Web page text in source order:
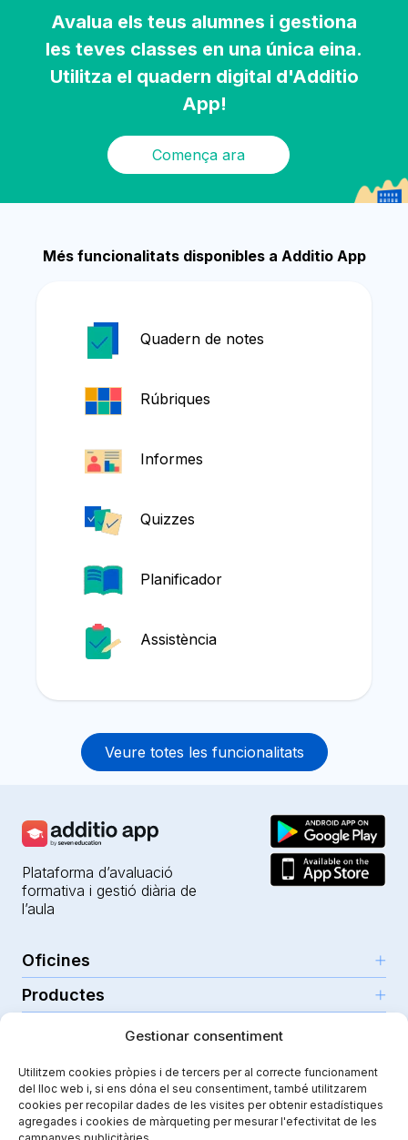
Gestionar consentiment
Utilitzem cookies pròpies i de tercers per al correcte funcionament
del lloc web i, si ens dóna el seu consentiment, també utilitzarem
cookies per recopilar dades de les visites per obtenir estadístiques
agregades i cookies de màrqueting per mesurar l'efectivitat de les
Avalua els teus alumnes i gestiona
les teves classes en una única eina.
Utilitza el quadern digital d'Additio
App!
Comença ara
Més funcionalitats disponibles a Additio App
Quadern de notes
Rúbriques
Informes
Quizzes
Planificador
Assistència
Veure totes les funcionalitats
Plataforma d’avaluació
formativa i gestió diària de
l’aula
Oficines
Girona (HQ)
Parc Científic i Tecnològic
Edifici Monturiol
Planta 1, oficina C01-02
17003 Girona
Productes
IA per a professors
Per a docents
Per a centres públics
Per a centres privats
Funcionalitats
Tutorials i ajuda
Additiopedia
Seguretat
Seguretat i privacitat
Nota legal
Instagram | Youtube